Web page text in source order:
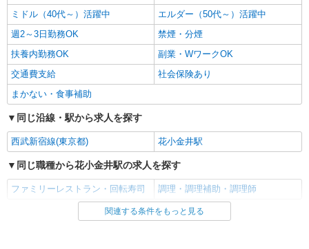
ミドル（40代～）活躍中
エルダー（50代～）活躍中
週2～3日勤務OK
禁煙・分煙
扶養内勤務OK
副業・WワークOK
交通費支給
社会保険あり
まかない・食事補助
同じ沿線・駅から求人を探す
西武新宿線(東京都) 花小金井駅
同じ職種から花小金井駅の求人を探す
ファミリーレストラン・回転寿司 調理・調理補助・調理師
同じ雇用形態から花小金井駅の求人を探す
関連する条件をもっと見る